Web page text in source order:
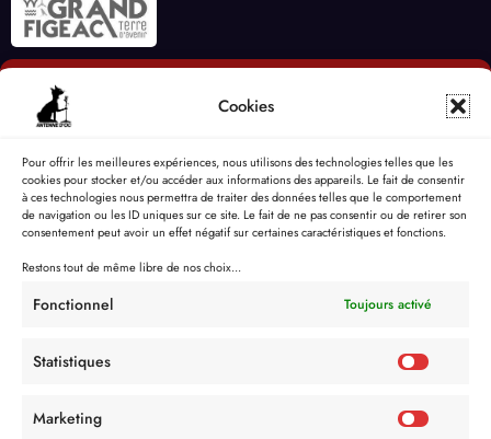
Cookies
Pour offrir les meilleures expériences, nous utilisons des technologies telles que les
cookies pour stocker et/ou accéder aux informations des appareils. Le fait de consentir
à ces technologies nous permettra de traiter des données telles que le comportement
de navigation ou les ID uniques sur ce site. Le fait de ne pas consentir ou de retirer son
consentement peut avoir un effet négatif sur certaines caractéristiques et fonctions.
Restons tout de même libre de nos choix...
Fonctionnel Toujours activé
Statistiques
Marketing